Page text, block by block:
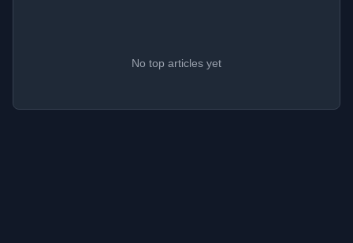
No top articles yet